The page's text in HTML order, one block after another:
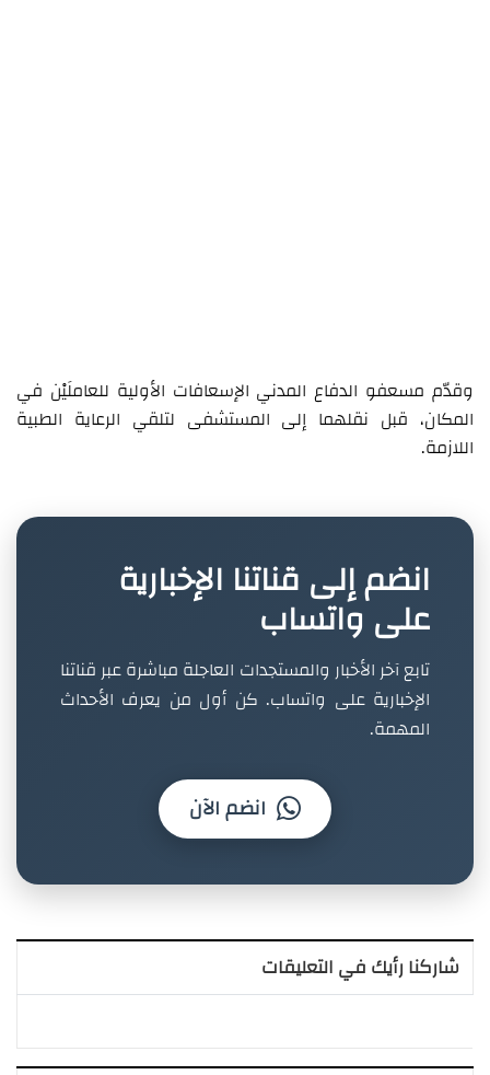
وقدّم مسعفو الدفاع المدني الإسعافات الأولية للعاملَيْن في
المكان، قبل نقلهما إلى المستشفى لتلقي الرعاية الطبية
اللازمة.
انضم إلى قناتنا الإخبارية
على واتساب
تابع آخر الأخبار والمستجدات العاجلة مباشرة عبر قناتنا
الإخبارية على واتساب. كن أول من يعرف الأحداث
المهمة.
انضم الآن
شاركنا رأيك في التعليقات